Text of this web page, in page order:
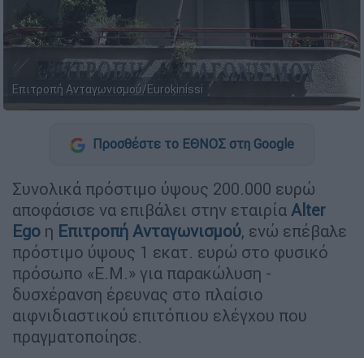
Επιτροπή Ανταγωνισμού/Eurokinissi
Προσθέστε το ΕΘΝΟΣ στη Google
Συνολικά πρόστιμο ύψους 200.000 ευρώ
αποφάσισε να επιβάλει στην εταιρία Alter
Ego η Επιτροπή Ανταγωνισμού, ενώ επέβαλε
πρόστιμο ύψους 1 εκατ. ευρώ στο φυσικό
πρόσωπο «Ε.Μ.» για παρακώλυση -
δυσχέρανση έρευνας στο πλαίσιο
αιφνιδιαστικού επιτόπιου ελέγχου που
πραγματοποίησε.